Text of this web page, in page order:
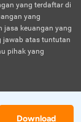
yang terdaftar di
yang
jasa keuangan yang
jawab atas tuntutan
pihak yang
Download